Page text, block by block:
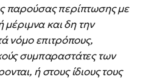
παρούσας περίπτωσης με
μέριμνα και δη την
νόμο επιτρόπους,
συμπαραστάτες των
ή στους ίδιους τους